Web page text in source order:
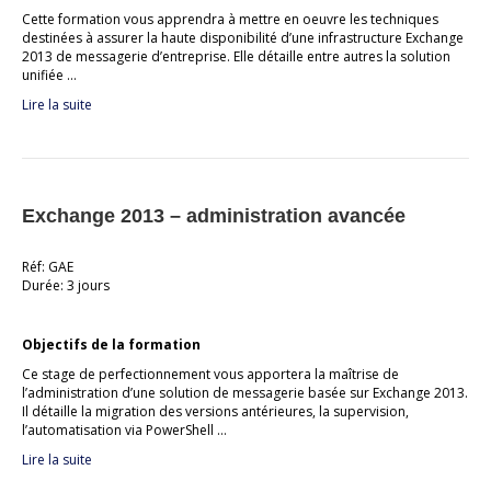
Cette formation vous apprendra à mettre en oeuvre les techniques
destinées à assurer la haute disponibilité d’une infrastructure Exchange
2013 de messagerie d’entreprise. Elle détaille entre autres la solution
unifiée …
Lire la suite
Exchange 2013 – administration avancée
Réf: GAE
Durée: 3 jours
Objectifs de la formation
Ce stage de perfectionnement vous apportera la maîtrise de
l’administration d’une solution de messagerie basée sur Exchange 2013.
Il détaille la migration des versions antérieures, la supervision,
l’automatisation via PowerShell …
Lire la suite